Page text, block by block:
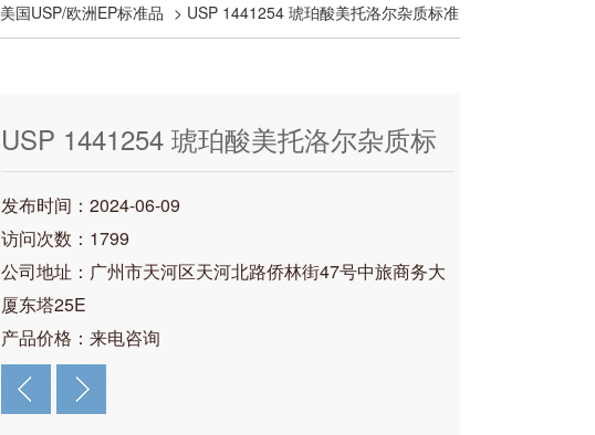
美国USP/欧洲EP标准品 > USP 1441254 琥珀酸美托洛尔杂质标准
USP 1441254 琥珀酸美托洛尔杂质标
准品C
发布时间：2024-06-09
访问次数：1799
公司地址：广州市天河区天河北路侨林街47号中旅商务大
厦东塔25E
产品价格：来电咨询